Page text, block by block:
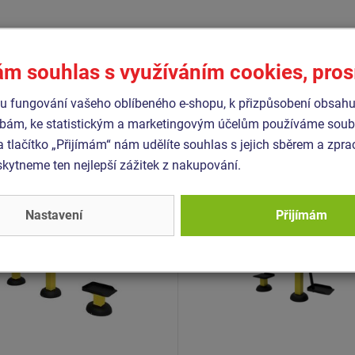
Podobnézboží
prvek SM114 Twister
Produkt - SM104-114
Fitness prvek SM104-
Twister
souhlas s využíváním cookies,
fungování vašeho oblíbeného e-shopu, k přizpůsobení
ke statistickým a marketingovým účelům používáme
tlačítko „Přijímám“ nám udělíte souhlas s jejich sběrem a
ten nejlepší zážitek z nakupování.
Nastavení Přijímám